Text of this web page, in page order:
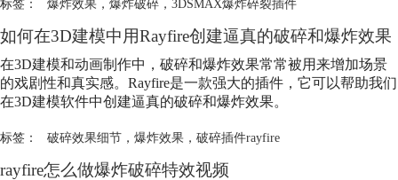
标签： 爆炸效果， 爆炸破碎， 3DSMAX爆炸碎裂插件
如何在3D建模中用Rayfire创建逼真的破碎和爆炸效果
在3D建模和动画制作中，破碎和爆炸效果常常被用来增加场景
的戏剧性和真实感。Rayfire是一款强大的插件，它可以帮助我们
在3D建模软件中创建逼真的破碎和爆炸效果。
标签： 破碎效果细节， 爆炸效果， 破碎插件rayfire
rayfire怎么做爆炸破碎特效视频